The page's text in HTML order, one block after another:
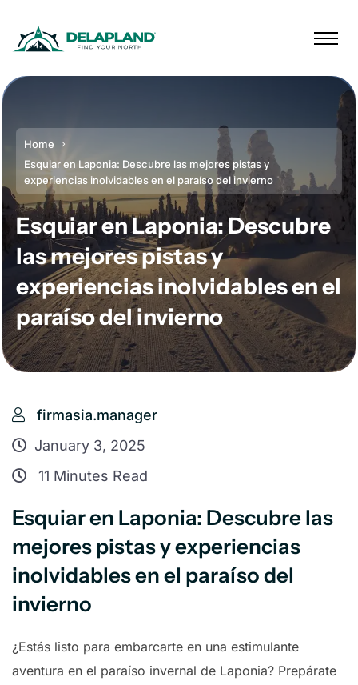
Home
Esquiar en Laponia: Descubre las mejores pistas y
experiencias inolvidables en el paraíso del invierno
Esquiar en Laponia: Descubre
las mejores pistas y
experiencias inolvidables en el
paraíso del invierno
firmasia.manager
January 3, 2025
11 Minutes Read
Esquiar en Laponia: Descubre las
mejores pistas y experiencias
inolvidables en el paraíso del
invierno
¿Estás listo para embarcarte en una estimulante
aventura en el paraíso invernal de Laponia? Prepárate